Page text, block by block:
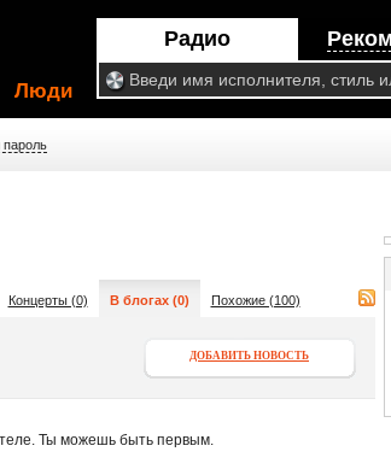
Радио
Люди
Концерты (0) В блогах (0) Похожие (100)
ДОБАВИТЬ НОВОСТЬ
Ты можешь быть первым.